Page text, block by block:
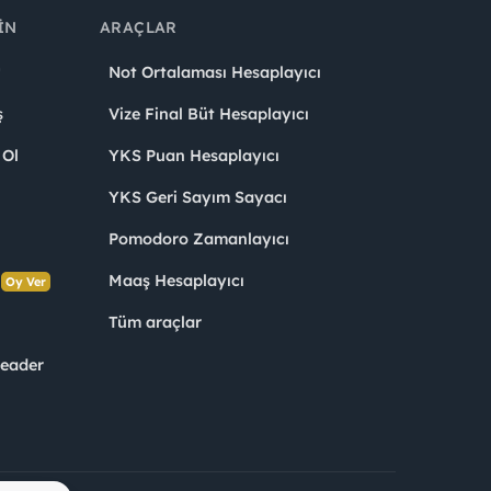
Oy Ver
ARAÇLAR
Not Ortalaması Hesaplayıcı
Vize Final Büt Hesaplayıcı
YKS Puan Hesaplayıcı
YKS Geri Sayım Sayacı
Pomodoro Zamanlayıcı
Maaş Hesaplayıcı
Tüm araçlar